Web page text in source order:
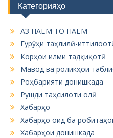
Категорияҳо
АЗ ПАЁМ ТО ПАЁМ
Гурӯҳи таҳлилӣ-
Корҳои илми тадқиқотӣ
Мавод ва роликҳои
Роҳбарияти донишкада
Рушди таҳсилоти олӣ
Хабарҳо
Хабарҳо оид ба
Хабарҳои донишкада